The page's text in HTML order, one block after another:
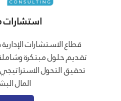
استشارات
قطاع الاستشارات
تقديم حلول مبتكرة
تحقيق التحول
المال